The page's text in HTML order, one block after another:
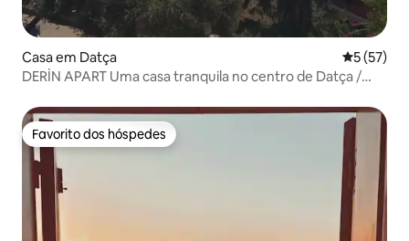
Casa em Datça
5 (57)
DERİN APART Uma casa tranquila no centro de Datça /
Favorito dos hóspedes
Favorito dos hóspedes